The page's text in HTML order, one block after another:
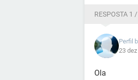
RESPOSTA 1 /
Perfil
23
Ola